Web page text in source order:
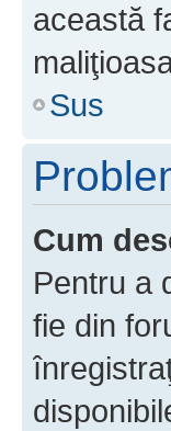
această
Sus
Cum
Pentru a
fie din